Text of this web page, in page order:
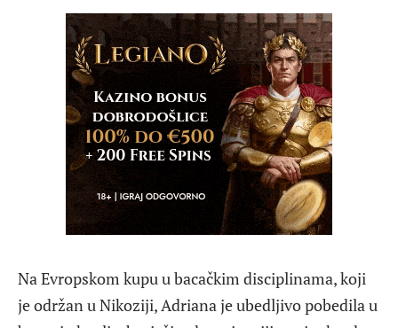
Na Evropskom kupu u bacačkim disciplinama, koji
je održan u Nikoziji, Adriana je ubedljivo pobedila u